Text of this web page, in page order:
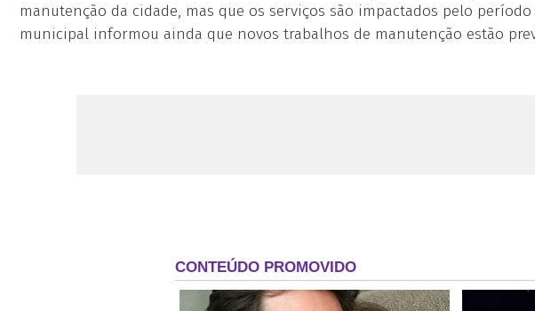
manutenção da cidade, mas que os serviços são impactados pelo
municipal informou ainda que novos trabalhos de manutenção estão